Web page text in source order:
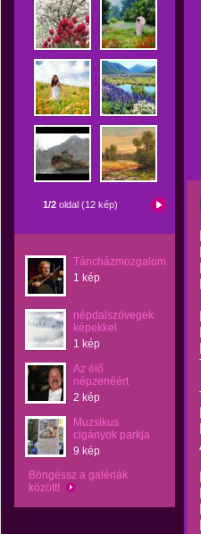
1/2 oldal (12 kép)
Táncházmozgalom
1 kép
népdalszövegek
képekkel
1 kép
Az élő
népzenéért
2 kép
Muzsikus
cigányok parkja
9 kép
Böngéssz a galériák
között!